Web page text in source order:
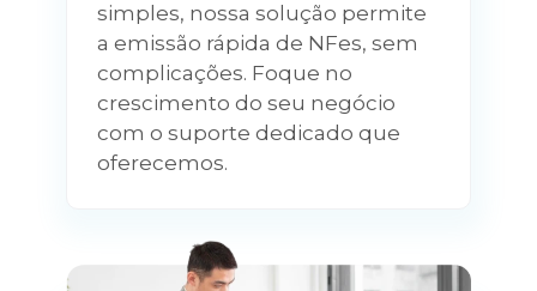
simples, nossa solução permite
a emissão rápida de NFes, sem
complicações. Foque no
crescimento do seu negócio
com o suporte dedicado que
oferecemos.